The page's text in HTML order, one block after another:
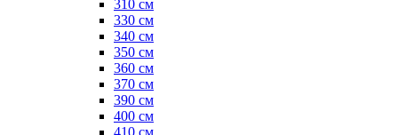
310 см
330 см
340 см
350 см
360 см
370 см
390 см
400 см
410 см